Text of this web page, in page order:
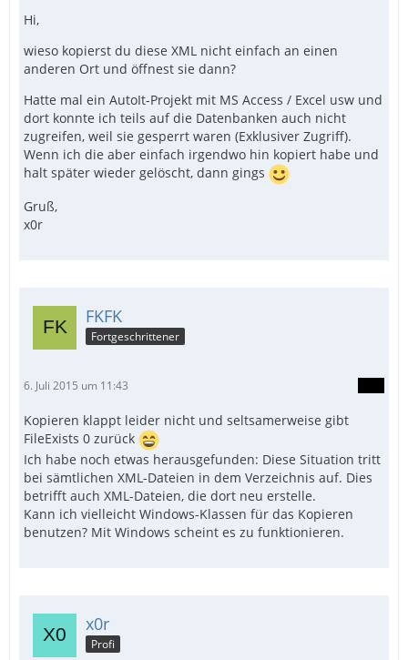
Hi,
wieso kopierst du diese XML nicht einfach an einen
anderen Ort und öffnest sie dann?
Hatte mal ein AutoIt-Projekt mit MS Access / Excel usw und
dort konnte ich teils auf die Datenbanken auch nicht
zugreifen, weil sie gesperrt waren (Exklusiver Zugriff).
Wenn ich die aber einfach irgendwo hin kopiert habe und
halt später wieder gelöscht, dann gings
Gruß,
x0r
FKFK
Fortgeschrittener
6. Juli 2015 um 11:43
Kopieren klappt leider nicht und seltsamerweise gibt
FileExists 0 zurück
Ich habe noch etwas herausgefunden: Diese Situation tritt
bei sämtlichen XML-Dateien in dem Verzeichnis auf. Dies
betrifft auch XML-Dateien, die dort neu erstelle.
Kann ich vielleicht Windows-Klassen für das Kopieren
benutzen? Mit Windows scheint es zu funktionieren.
x0r
Profi